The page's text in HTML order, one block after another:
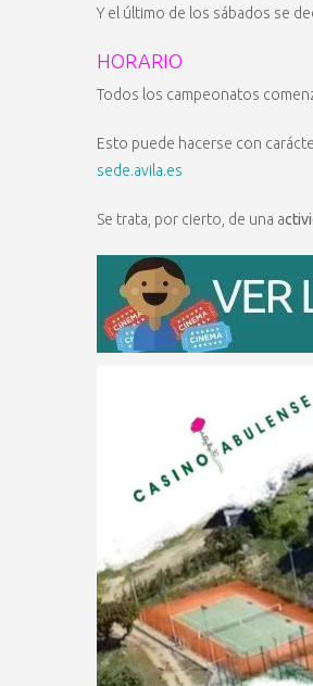
Y el último de los sábados se
HORARIO
Todos los campeonatos
Esto puede hacerse con
sede.avila.es
Se trata, por cierto, de una a